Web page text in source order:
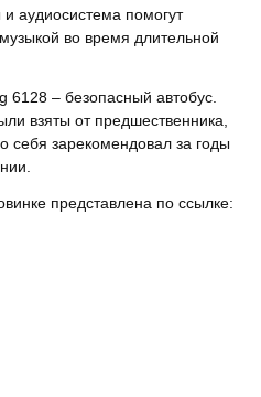
аудиосистема помогут
во время длительной
– безопасный автобус.
взяты от предшественника,
себя зарекомендовал за годы
представлена по ссылке: